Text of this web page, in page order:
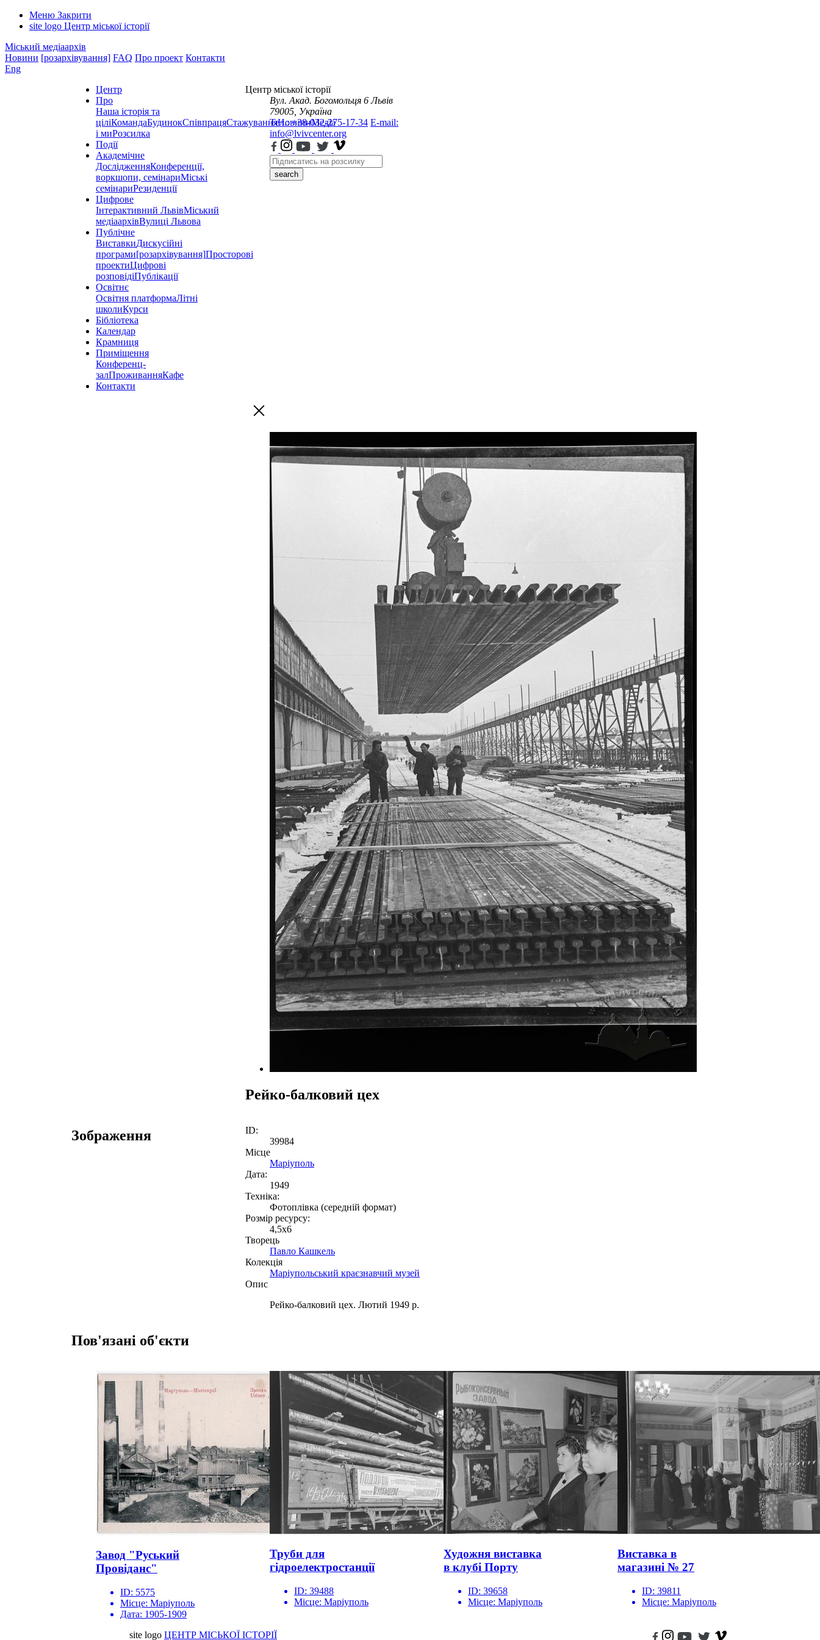
Меню Закрити
site logo Центр міської історії
Міський медіаархів
Новини [розархівування] FAQ Про проект Контакти
Eng
Центр
Про
Наша історія та
ціліКомандаБудинокСпівпрацяСтажуванняНовиниМедіа
і миРозсилка
Події
Академічне
ДослідженняКонференції,
воркшопи, семінариМіські
семінариРезиденції
Цифрове
Інтерактивний ЛьвівМіський
медіаархівВулиці Львова
Публічне
ВиставкиДискусійні
програми[розархівування]Просторові
проектиЦифрові
розповідіПублікації
Освітнє
Освітня платформаЛітні
школиКурси
Бібліотека
Календар
Крамниця
Приміщення
Конференц-
залПроживанняКафе
Контакти
Центр міської історії
Вул. Акад. Богомольця 6 Львів
79005, Україна
Тел.: +38-032-275-17-34 E-mail:
info@lvivcenter.org
search
Рейко-балковий цех
Зображення
ID:
39984
Місце
Маріуполь
Дата:
1949
Техніка:
Фотоплівка (середній формат)
Розмір ресурсу:
4,5x6
Творець
Павло Кашкель
Колекція
Маріупольський краєзнавчий музей
Опис
Рейко-балковий цех. Лютий 1949 р.
Пов'язані об'єкти
Завод "Руський
Провіданс"
ID: 5575
Місце: Маріуполь
Дата: 1905-1909
Труби для
гідроелектростанції
ID: 39488
Місце: Маріуполь
Художня виставка
в клубі Порту
ID: 39658
Місце: Маріуполь
Виставка в
магазині № 27
ID: 39811
Місце: Маріуполь
site logo ЦЕНТР МІСЬКОЇ ІСТОРІЇ